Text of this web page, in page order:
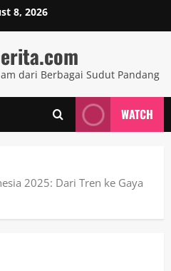
8, 2026
dari Berbagai Sudut Pandang
WATCH
2025: Dari Tren ke Gaya